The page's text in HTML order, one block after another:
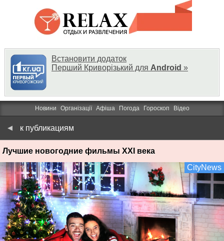
Встановити додаток
Перший Криворізький для Android »
Новини Організації Афіша Погода Гороскоп Відео
к публикациям
Лучшие новогодние фильмы ХХI века
CityNews